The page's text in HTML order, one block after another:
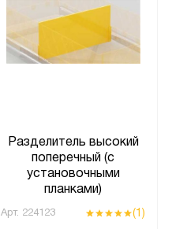
Разделитель высокий
поперечный (с
установочными
планками)
Арт. 224123 (1)